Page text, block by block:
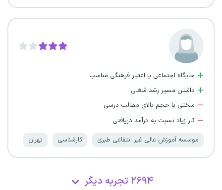
جایگاه اجتماعی یا اعتبار فرهنگی مناسب
داشتن مسیر رشد شغلی
سختی یا حجم بالای مطالب درسی
کار زیاد نسبت به درآمد دریافتی
موسسه آموزش عالی غیر انتفاعی طبری
کارشناسی تهران
۲۶۹۴ تجربه دیگر